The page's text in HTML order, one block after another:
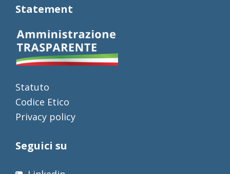
Statement
Statuto
Codice Etico
Privacy policy
Seguici su